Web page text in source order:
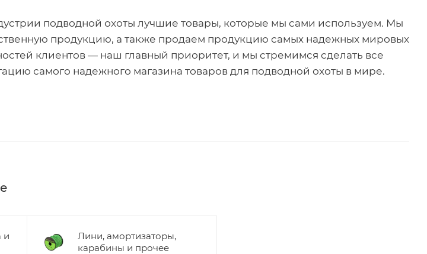
подводной охоты лучшие товары, которые мы сами используем. Мы
продукцию, а также продаем продукцию самых надежных мировых
клиентов — наш главный приоритет, и мы стремимся сделать все
самого надежного магазина товаров для подводной охоты в мире.
и
Лини, амортизаторы,
карабины и прочее